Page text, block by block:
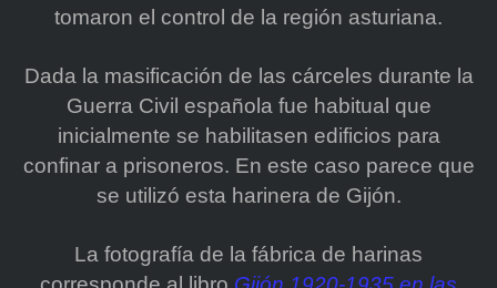
tomaron el control de la región asturiana.
Dada la masificación de las cárceles durante la
Guerra Civil española fue habitual que
inicialmente se habilitasen edificios para
confinar a prisoneros. En este caso parece que
se utilizó esta harinera de Gijón.
La fotografía de la fábrica de harinas